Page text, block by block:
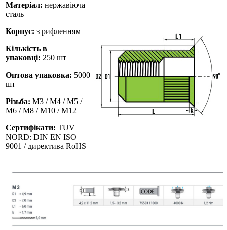
Матеріал: нержавіюча
сталь
Корпус: з рифленням
Кількість в
упаковці: 250 шт
Оптова упаковка: 5000
шт
Різьба: M3 / М4 / М5 /
М6 / М8 / М10 / M12
Сертифікати: TUV
NORD: DIN EN ISO
9001 / директива RoHS